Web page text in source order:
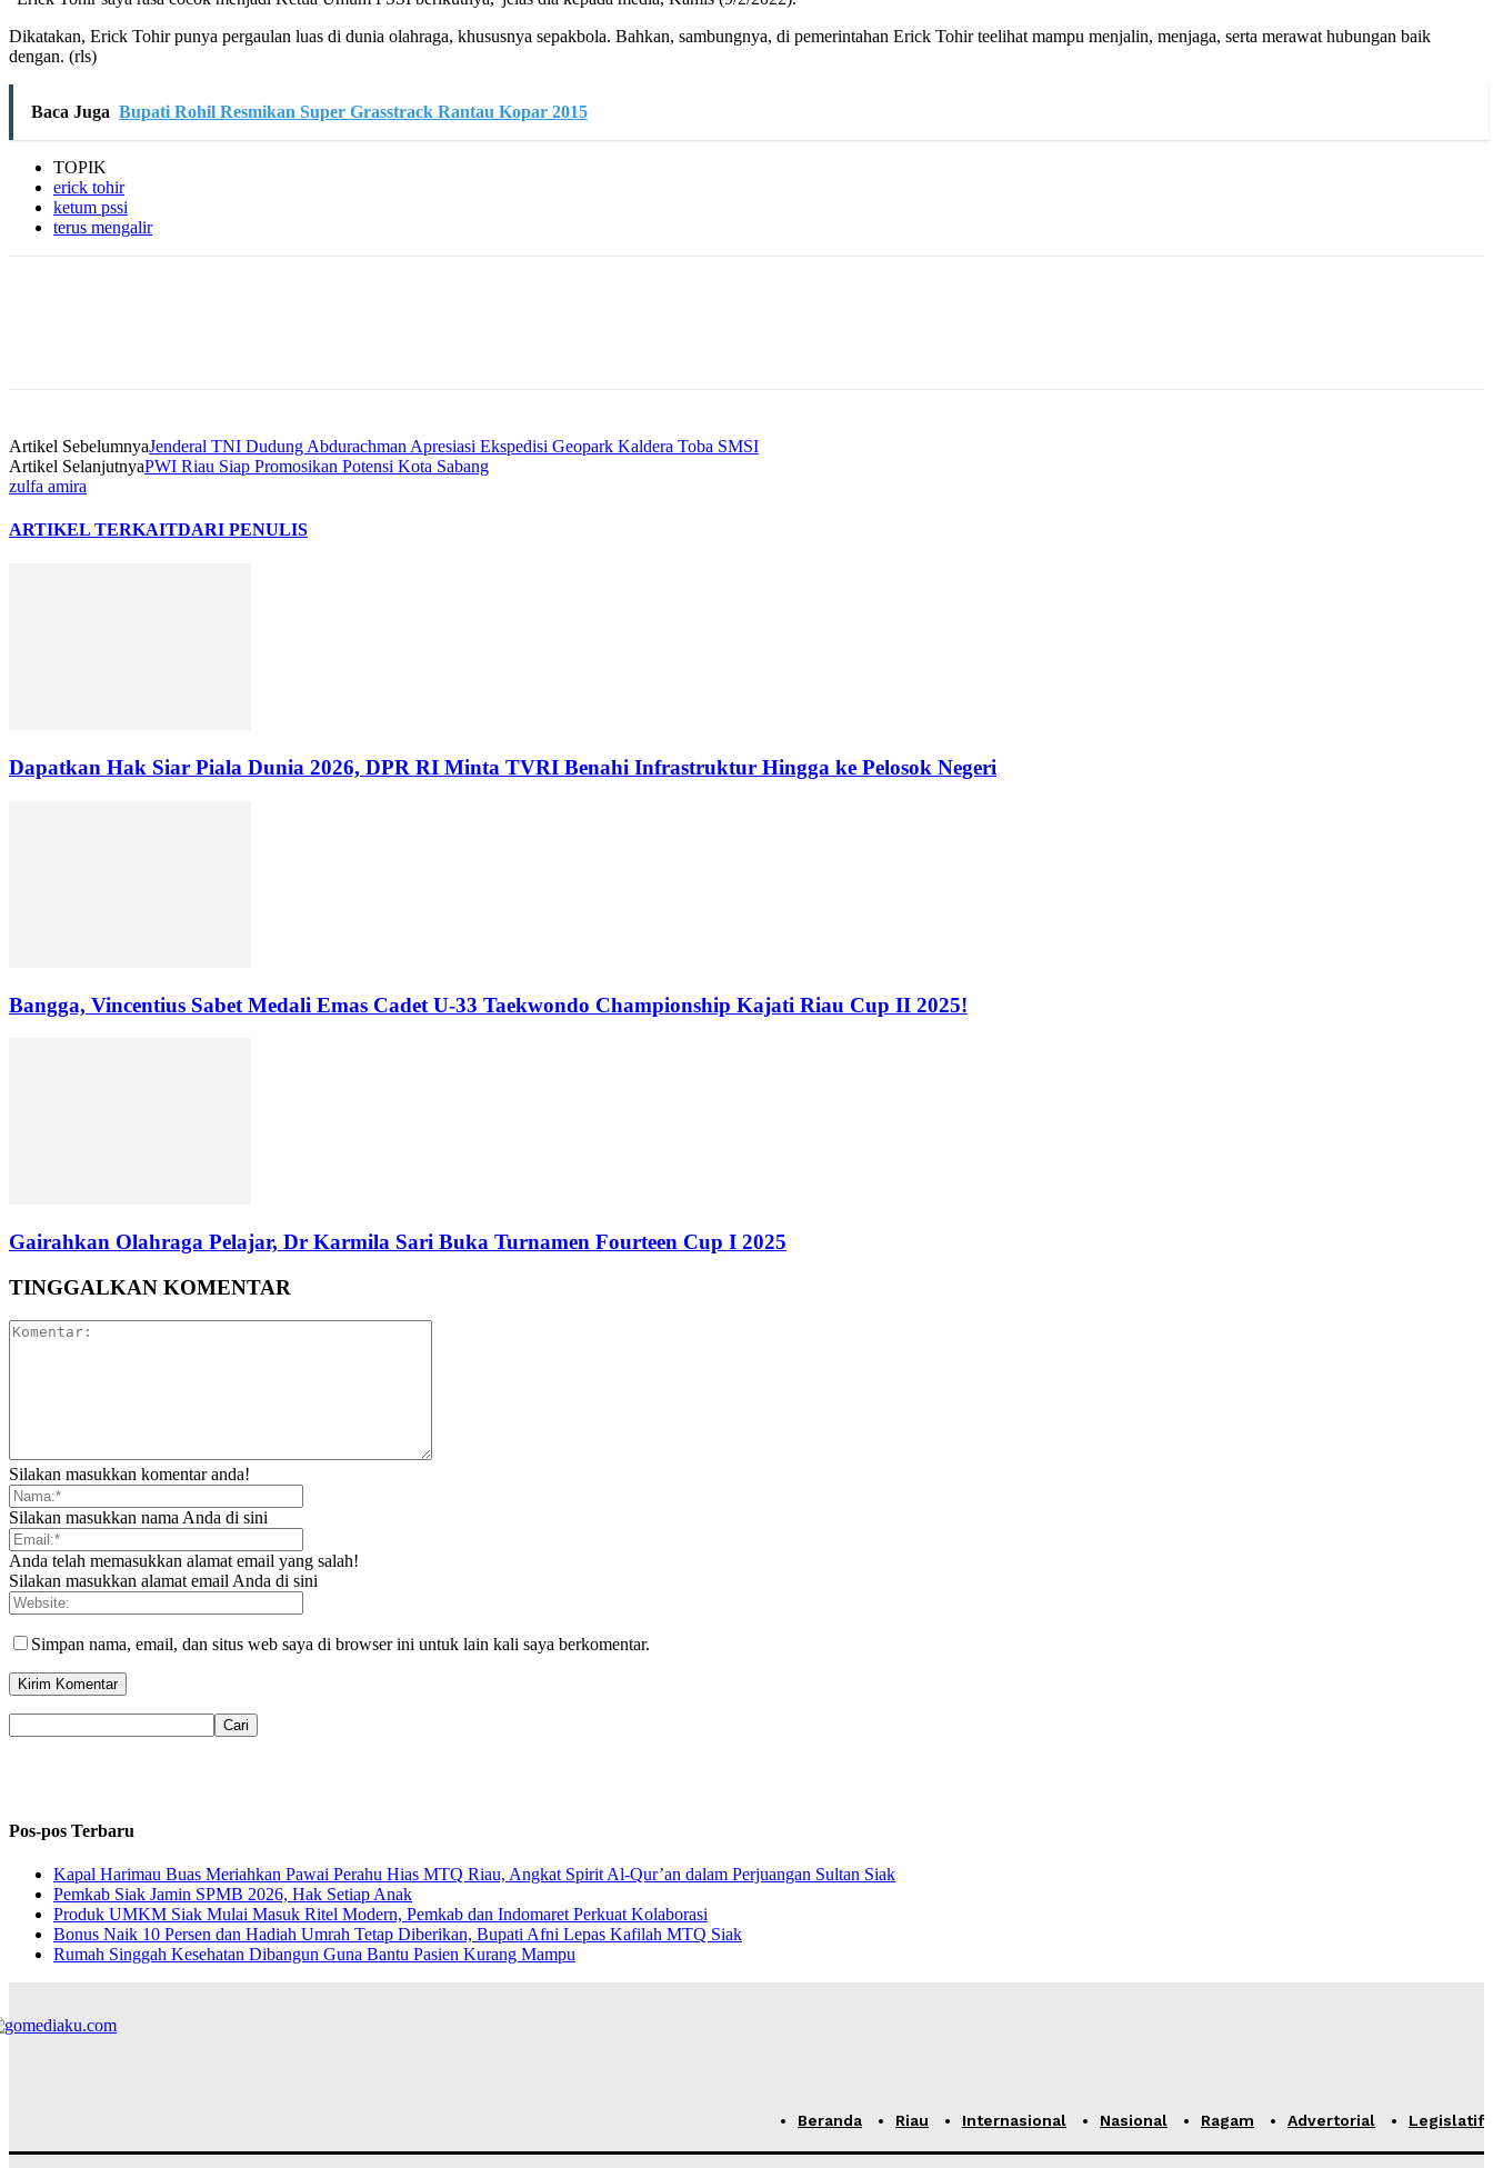
Dikatakan, Erick Tohir punya pergaulan luas di dunia olahraga, khususnya sepakbola. Bahkan, sambungnya, di pemerintahan Erick Tohir teelihat mampu menjalin, menjaga, serta merawat hubungan baik
dengan. (rls)
Baca Juga Bupati Rohil Resmikan Super Grasstrack Rantau Kopar 2015
TOPIK
erick tohir
ketum pssi
terus mengalir
Artikel SebelumnyaJenderal TNI Dudung Abdurachman Apresiasi Ekspedisi Geopark Kaldera Toba SMSI
Artikel SelanjutnyaPWI Riau Siap Promosikan Potensi Kota Sabang
zulfa amira
ARTIKEL TERKAITDARI PENULIS
Dapatkan Hak Siar Piala Dunia 2026, DPR RI Minta TVRI Benahi Infrastruktur Hingga ke Pelosok Negeri
Bangga, Vincentius Sabet Medali Emas Cadet U-33 Taekwondo Championship Kajati Riau Cup II 2025!
Gairahkan Olahraga Pelajar, Dr Karmila Sari Buka Turnamen Fourteen Cup I 2025
TINGGALKAN KOMENTAR
Silakan masukkan komentar anda!
Silakan masukkan nama Anda di sini
Anda telah memasukkan alamat email yang salah!
Silakan masukkan alamat email Anda di sini
Simpan nama, email, dan situs web saya di browser ini untuk lain kali saya berkomentar.
Pos-pos Terbaru
Kapal Harimau Buas Meriahkan Pawai Perahu Hias MTQ Riau, Angkat Spirit Al-Qur’an dalam Perjuangan Sultan Siak
Pemkab Siak Jamin SPMB 2026, Hak Setiap Anak
Produk UMKM Siak Mulai Masuk Ritel Modern, Pemkab dan Indomaret Perkuat Kolaborasi
Bonus Naik 10 Persen dan Hadiah Umrah Tetap Diberikan, Bupati Afni Lepas Kafilah MTQ Siak
Rumah Singgah Kesehatan Dibangun Guna Bantu Pasien Kurang Mampu
Beranda Riau Internasional Nasional Ragam Advertorial Legislatif